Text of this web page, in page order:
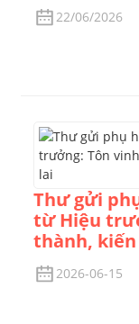
22/06/2026
Thư gửi
từ Hiệu
thành,
2026-06-15